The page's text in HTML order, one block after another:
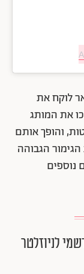
לוקח את
את המותג
והופך אותם
הגבוהה
נוספים
לניוזלטר